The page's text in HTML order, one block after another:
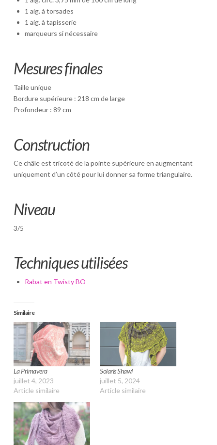
1 aig. à torsades
1 aig. à tapisserie
marqueurs si nécessaire
Mesures finales
Taille unique
Bordure supérieure : 218 cm de large
Profondeur : 89 cm
Construction
Ce châle est tricoté de la pointe supérieure en augmentant
uniquement d’un côté pour lui donner sa forme triangulaire.
Niveau
3/5
Techniques utilisées
Rabat en Twisty BO
Similaire
La Primavera
juillet 4, 2023
Article similaire
Solaris Shawl
juillet 5, 2024
Article similaire